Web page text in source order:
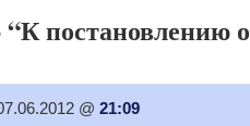
постановлению
@ 21:09